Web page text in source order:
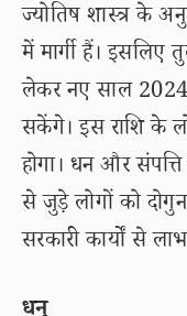
ज्योतिष शास्त्र के
में मार्गी हैं। इसलिए
लेकर नए साल
सकेंगे। इस राशि के
होगा। धन और संपत्ति
से जुड़े लोगों को
सरकारी कार्यों से